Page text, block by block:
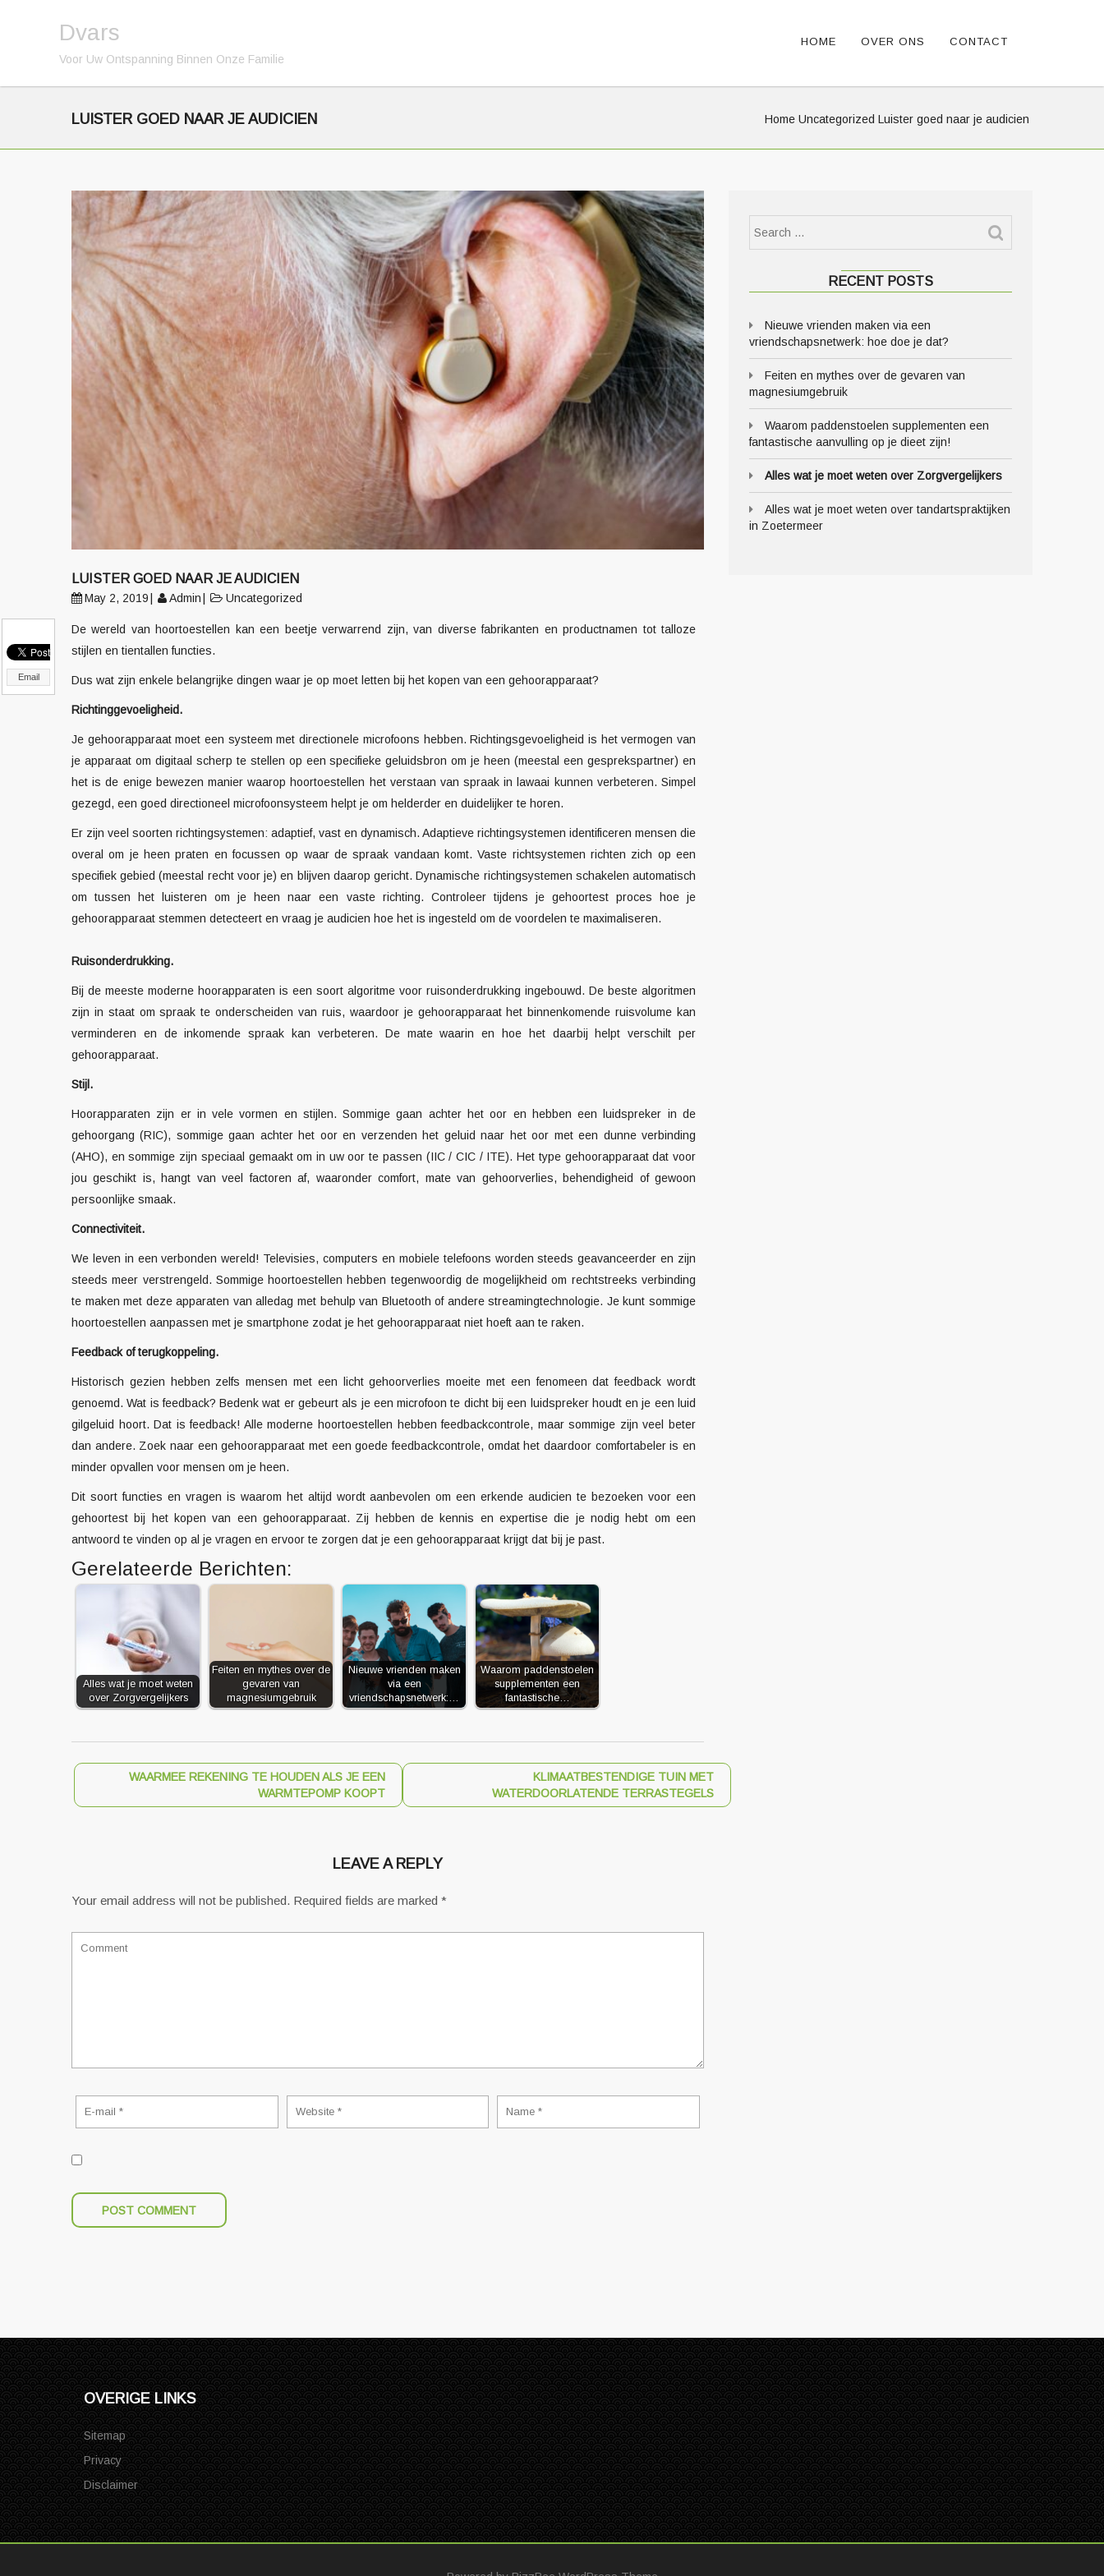
Dvars
Voor Uw Ontspanning Binnen Onze Familie
HOME OVER ONS CONTACT
LUISTER GOED NAAR JE AUDICIEN Home Uncategorized Luister goed naar je audicien
LUISTER GOED NAAR JE AUDICIEN
May 2, 2019 Admin Uncategorized
Email
De wereld van hoortoestellen kan een beetje verwarrend zijn, van diverse fabrikanten en productnamen tot talloze
stijlen en tientallen functies.
Dus wat zijn enkele belangrijke dingen waar je op moet letten bij het kopen van een gehoorapparaat?
Richtinggevoeligheid.
Je gehoorapparaat moet een systeem met directionele microfoons hebben. Richtingsgevoeligheid is het vermogen van
je apparaat om digitaal scherp te stellen op een specifieke geluidsbron om je heen (meestal een gesprekspartner) en
het is de enige bewezen manier waarop hoortoestellen het verstaan van spraak in lawaai kunnen verbeteren. Simpel
gezegd, een goed directioneel microfoonsysteem helpt je om helderder en duidelijker te horen.
Er zijn veel soorten richtingsystemen: adaptief, vast en dynamisch. Adaptieve richtingsystemen identificeren mensen die
overal om je heen praten en focussen op waar de spraak vandaan komt. Vaste richtsystemen richten zich op een
specifiek gebied (meestal recht voor je) en blijven daarop gericht. Dynamische richtingsystemen schakelen automatisch
om tussen het luisteren om je heen naar een vaste richting. Controleer tijdens je gehoortest proces hoe je
gehoorapparaat stemmen detecteert en vraag je audicien hoe het is ingesteld om de voordelen te maximaliseren.
Ruisonderdrukking.
Bij de meeste moderne hoorapparaten is een soort algoritme voor ruisonderdrukking ingebouwd. De beste algoritmen
zijn in staat om spraak te onderscheiden van ruis, waardoor je gehoorapparaat het binnenkomende ruisvolume kan
verminderen en de inkomende spraak kan verbeteren. De mate waarin en hoe het daarbij helpt verschilt per
gehoorapparaat.
Stijl.
Hoorapparaten zijn er in vele vormen en stijlen. Sommige gaan achter het oor en hebben een luidspreker in de
gehoorgang (RIC), sommige gaan achter het oor en verzenden het geluid naar het oor met een dunne verbinding
(AHO), en sommige zijn speciaal gemaakt om in uw oor te passen (IIC / CIC / ITE). Het type gehoorapparaat dat voor
jou geschikt is, hangt van veel factoren af, waaronder comfort, mate van gehoorverlies, behendigheid of gewoon
persoonlijke smaak.
Connectiviteit.
We leven in een verbonden wereld! Televisies, computers en mobiele telefoons worden steeds geavanceerder en zijn
steeds meer verstrengeld. Sommige hoortoestellen hebben tegenwoordig de mogelijkheid om rechtstreeks verbinding
te maken met deze apparaten van alledag met behulp van Bluetooth of andere streamingtechnologie. Je kunt sommige
hoortoestellen aanpassen met je smartphone zodat je het gehoorapparaat niet hoeft aan te raken.
Feedback of terugkoppeling.
Historisch gezien hebben zelfs mensen met een licht gehoorverlies moeite met een fenomeen dat feedback wordt
genoemd. Wat is feedback? Bedenk wat er gebeurt als je een microfoon te dicht bij een luidspreker houdt en je een luid
gilgeluid hoort. Dat is feedback! Alle moderne hoortoestellen hebben feedbackcontrole, maar sommige zijn veel beter
dan andere. Zoek naar een gehoorapparaat met een goede feedbackcontrole, omdat het daardoor comfortabeler is en
minder opvallen voor mensen om je heen.
Dit soort functies en vragen is waarom het altijd wordt aanbevolen om een erkende audicien te bezoeken voor een
gehoortest bij het kopen van een gehoorapparaat. Zij hebben de kennis en expertise die je nodig hebt om een
antwoord te vinden op al je vragen en ervoor te zorgen dat je een gehoorapparaat krijgt dat bij je past.
Gerelateerde Berichten:
Alles wat je moet weten
over Zorgvergelijkers
Feiten en mythes over de
gevaren van
magnesiumgebruik
Nieuwe vrienden maken
via een
vriendschapsnetwerk:…
Waarom paddenstoelen
supplementen een
fantastische…
WAARMEE REKENING TE HOUDEN ALS JE EEN
WARMTEPOMP KOOPT
KLIMAATBESTENDIGE TUIN MET
WATERDOORLATENDE TERRASTEGELS
LEAVE A REPLY
Your email address will not be published. Required fields are marked *
RECENT POSTS
Nieuwe vrienden maken via een
vriendschapsnetwerk: hoe doe je dat?
Feiten en mythes over de gevaren van
magnesiumgebruik
Waarom paddenstoelen supplementen een
fantastische aanvulling op je dieet zijn!
Alles wat je moet weten over Zorgvergelijkers
Alles wat je moet weten over tandartspraktijken
in Zoetermeer
OVERIGE LINKS
Sitemap
Privacy
Disclaimer